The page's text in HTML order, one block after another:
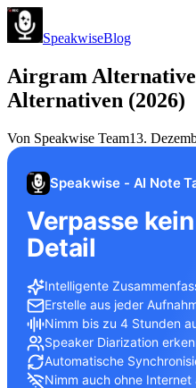
SpeakwiseBlog
Airgram
Alternativen (2026)
Von Speakwise Team13.
Speakwise - AI Note
Verpasse
Detail
Intelligente
Erstelle aus jeder
Nimm bis zu 4 Stunden
Speaker Diarization
Automatische
Nimm auch ohne Internet